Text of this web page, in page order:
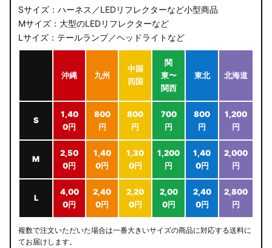
Sサイズ：ハーネス／LEDリフレクターなど小型商品
Mサイズ：大型のLEDリフレクターなど
Lサイズ：テールランプ／ヘッドライトなど
沖縄 九州
中国
四国
関
東〜
関西
東北 北海道
S
1,40
0円
800
円
800
円
700
円
800
円
1,200
円
M
2,50
0円
1,40
0円
1,30
0円
1,200
円
1,40
0円
2,000
円
L
4,00
0円
2,40
0円
2,20
0円
2,00
0円
2,40
0円
2,800
円
複数で注文いただいた場合は一番大きいサイズの商品に対応する送料に
てお届けします。